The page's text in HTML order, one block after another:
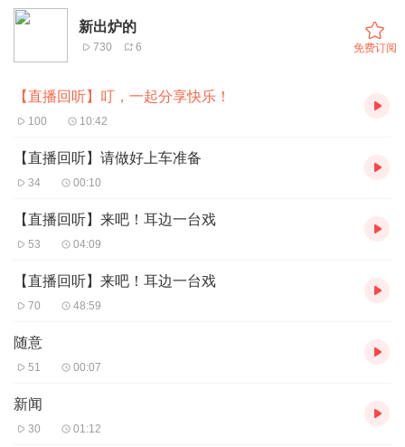
新出炉的
730 6 免费订阅
【直播回听】叮，一起分享快乐！
100 10:42
【直播回听】请做好上车准备
34 00:10
【直播回听】来吧！耳边一台戏
53 04:09
【直播回听】来吧！耳边一台戏
70 48:59
随意
51 00:07
新闻
30 01:12